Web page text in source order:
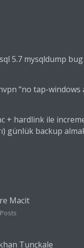
5.7 mysqldump bug
“no tap-
+ hardlink ile
günlük backup
Macit
Tunçkale